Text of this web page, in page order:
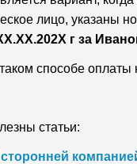
лицо,
г за
способе оплаты
статьи: